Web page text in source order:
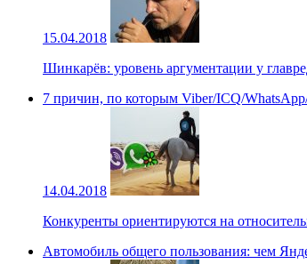
15.04.2018
Шинкарёв: уровень аргументации у
7 причин, по которым Viber/ICQ/
14.04.2018
Конкуренты ориентируются на
Автомобиль общего пользования: чем